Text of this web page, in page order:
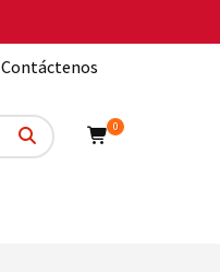
Contáctenos
0